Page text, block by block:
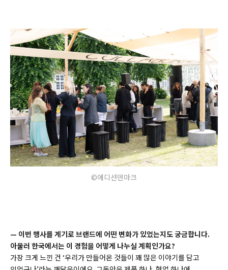
©에디션덴마크
— 이번 행사를 계기로 브랜드에 어떤 변화가 있었는지도 궁금합니다.
아울러 한국에서는 이 경험을 어떻게 나누실 계획인가요?
가장 크게 느낀 건 ‘우리가 만들어온 것들이 꽤 많은 이야기를 담고